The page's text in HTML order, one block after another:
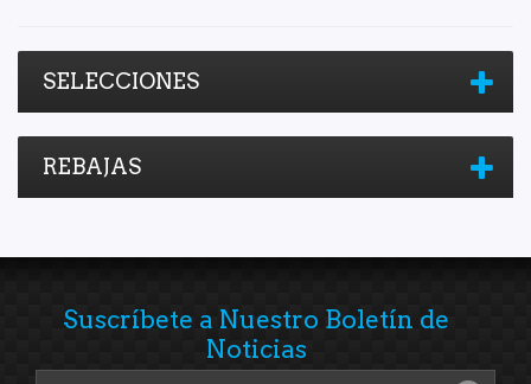
SELECCIONES
REBAJAS
Suscríbete a Nuestro Boletín de
Noticias